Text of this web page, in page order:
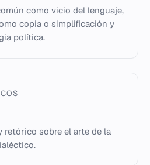
como vicio del lenguaje,
copia o simplificación y
política.
sobre el arte de la